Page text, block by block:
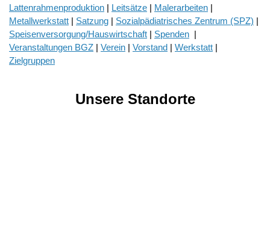
Lattenrahmenproduktion | Leitsätze | Malerarbeiten |
Metallwerkstatt | Satzung | Sozialpädiatrisches Zentrum (SPZ) |
Speisenversorgung/Hauswirtschaft | Spenden |
Veranstaltungen BGZ | Verein | Vorstand | Werkstatt |
Zielgruppen
Unsere Standorte